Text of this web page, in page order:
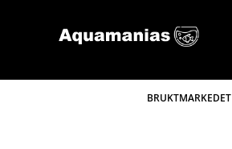
BRUKTMARKEDET